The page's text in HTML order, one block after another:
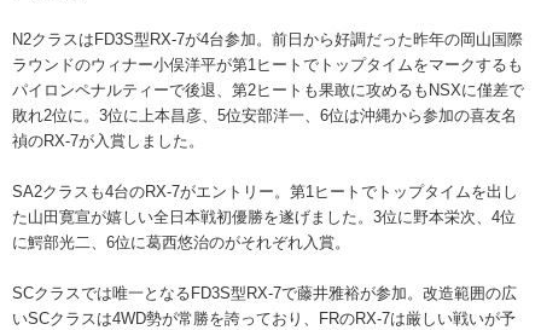
N2クラスはFD3S型RX-7が4台参加。前日から好調だった昨年の岡山国際
ラウンドのウィナー小俣洋平が第1ヒートでトップタイムをマークするも
パイロンペナルティーで後退、第2ヒートも果敢に攻めるもNSXに僅差で
敗れ2位に。3位に上本昌彦、5位安部洋一、6位は沖縄から参加の喜友名
禎のRX-7が入賞しました。
SA2クラスも4台のRX-7がエントリー。第1ヒートでトップタイムを出し
た山田寛宣が嬉しい全日本戦初優勝を遂げました。3位に野本栄次、4位
に鰐部光二、6位に葛西悠治のがそれぞれ入賞。
SCクラスでは唯一となるFD3S型RX-7で藤井雅裕が参加。改造範囲の広
いSCクラスは4WD勢が常勝を誇っており、FRのRX-7は厳しい戦いが予